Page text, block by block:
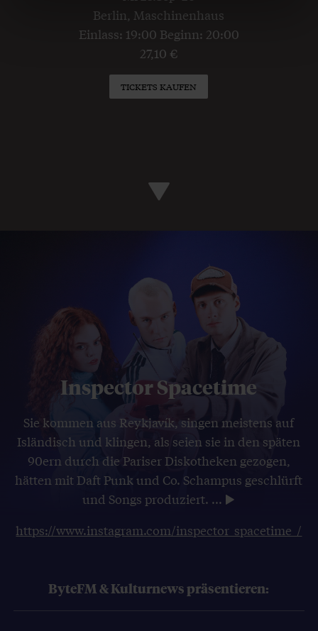
Berlin, Maschinenhaus
Einlass: 19:00 Beginn: 20:00
27,10 €
TICKETS KAUFEN
Inspector Spacetime
Sie kommen aus Reykjavík, singen meistens auf
Isländisch und klingen, als seien sie in den späten
90ern durch die Pariser Diskotheken gezogen,
hätten mit Daft Punk und Co. Schampus geschlürft
und Songs produziert. ...
https://www.instagram.com/inspector_spacetime_/
ByteFM & Kulturnews präsentieren: